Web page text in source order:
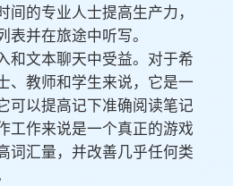
的专业人士提高生产力，
并在旅途中听写。
和文本聊天中受益。对于希
、教师和学生来说，它是一
可以提高记下准确阅读笔记
工作来说是一个真正的游戏
词汇量，并改善几乎任何类